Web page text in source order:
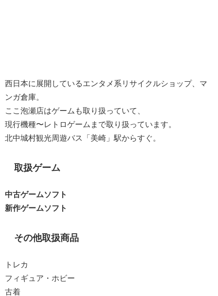
西日本に展開しているエンタメ系リサイクルショップ、マ
ンガ倉庫。
ここ泡瀬店はゲームも取り扱っていて、
現行機種〜レトロゲームまで取り扱っています。
北中城村観光周遊バス「美崎」駅からすぐ。
取扱ゲーム
中古ゲームソフト
新作ゲームソフト
その他取扱商品
トレカ
フィギュア・ホビー
古着